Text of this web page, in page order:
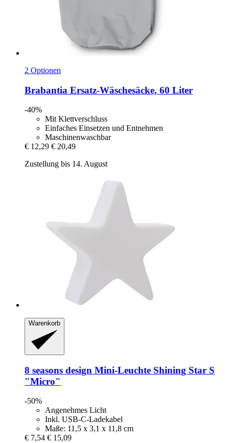
2 Optionen
Brabantia Ersatz-​Wäschesäcke, 60 Liter
-40%
Mit Klettverschluss
Einfaches Einsetzen und Entnehmen
Maschinenwaschbar
€ 12,29 € 20,49
Zustellung bis 14. August
Warenkorb
8 seasons design Mini-​Leuchte Shining Star S
"Micro"
-50%
Angenehmes Licht
Inkl. USB-C-Ladekabel
Maße: 11,5 x 3,1 x 11,8 cm
€ 7,54 € 15,09